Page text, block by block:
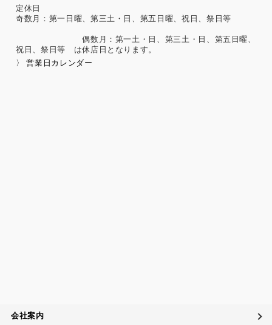
定休日
奇数月：第一日曜、第三土・日、第五日曜、祝日、祭日等
偶数月：第一土・日、第三土・日、第五日曜、
祝日、祭日等 は休店日となります。
〉 営業日カレンダー
会社案内